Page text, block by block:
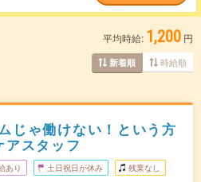
平均時給: 1,200 円
新着順 時給順
じゃ働けない！という方
アスタッフ
あり 土日祝日が休み 残業なし